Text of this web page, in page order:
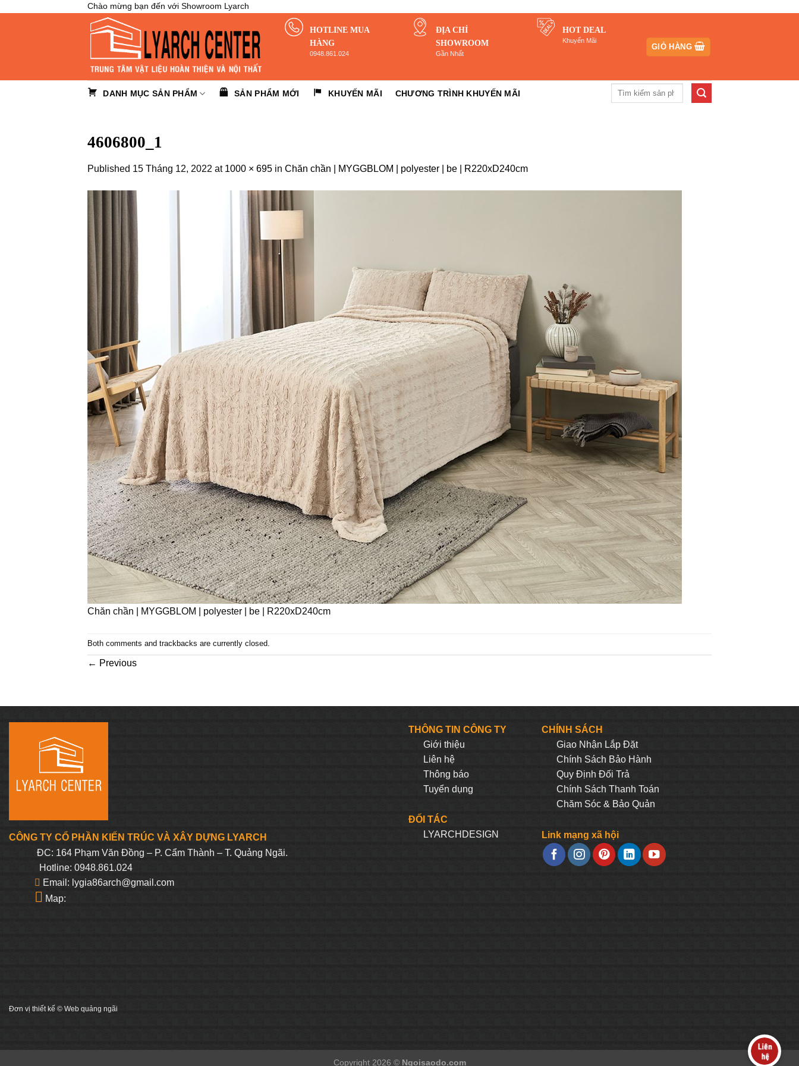
Chào mừng bạn đến với Showroom Lyarch
HOTLINE MUA
HÀNG
0948.861.024
ĐỊA CHỈ
SHOWROOM
Gần Nhất
HOT DEAL
Khuyến Mãi
GIỎ HÀNG
DANH MỤC SẢN PHẨM SẢN PHẨM MỚI KHUYẾN MÃI CHƯƠNG TRÌNH KHUYẾN MÃI
Tìm
4606800_1
Published 15 Tháng 12, 2022 at 1000 × 695 in Chăn chần | MYGGBLOM | polyester | be | R220xD240cm
Chăn chần | MYGGBLOM | polyester | be | R220xD240cm
Both comments and trackbacks are currently closed.
← Previous
CÔNG TY CỔ PHẦN KIẾN TRÚC VÀ XÂY DỰNG LYARCH
ĐC: 164 Phạm Văn Đồng – P. Cẩm Thành – T. Quảng Ngãi.
Hotline: 0948.861.024
Email: lygia86arch@gmail.com
Map:
Đơn vị thiết kế © Web quảng ngãi
THÔNG TIN CÔNG TY
Giới thiệu
Liên hệ
Thông báo
Tuyển dụng
ĐỐI TÁC
LYARCHDESIGN
CHÍNH SÁCH
Giao Nhận Lắp Đặt
Chính Sách Bảo Hành
Quy Định Đối Trả
Chính Sách Thanh Toán
Chăm Sóc & Bảo Quản
Link mạng xã hội
Copyright 2026 © Ngoisaodo.com